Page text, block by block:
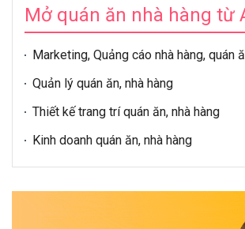
Mở quán ăn nhà hàng từ
Marketing, Quảng cáo nhà hàng, quán
Quản lý quán ăn, nhà hàng
Thiết kế trang trí quán ăn, nhà hàng
Kinh doanh quán ăn, nhà hàng